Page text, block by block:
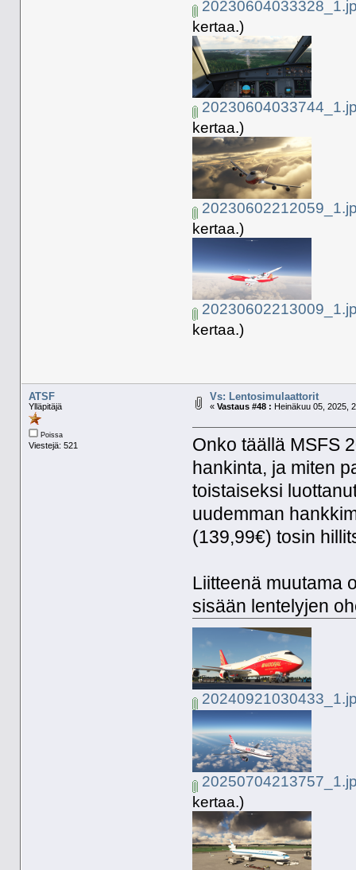
kertaa.)
kertaa.)
kertaa.)
kertaa.)
ATSF
Ylläpitäjä
Poissa
Viestejä: 521
Vs: Lentosimulaattorit
« Vastaus #48 : Heinäkuu 05, 2025,
Onko täällä MSFS
hankinta, ja miten
toistaiseksi
uudemman
(139,99€) tosin
Liitteenä muutama
sisään lentelyjen
kertaa.)